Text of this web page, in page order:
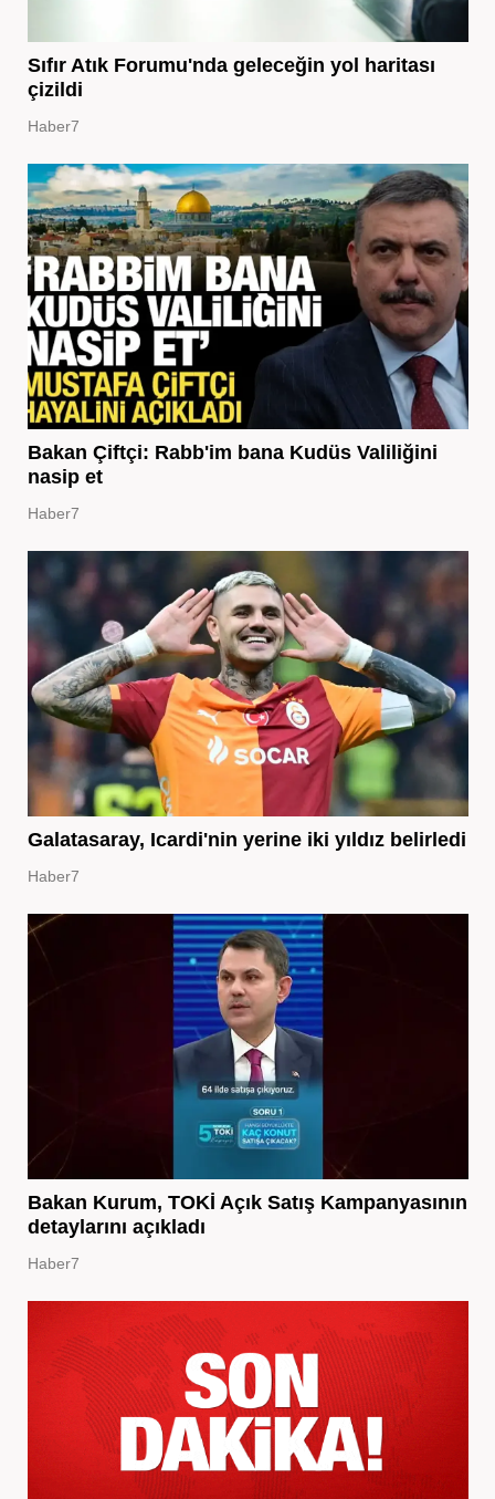
Sıfır Atık Forumu'nda geleceğin yol haritası
çizildi
Haber7
Bakan Çiftçi: Rabb'im bana Kudüs Valiliğini
nasip et
Haber7
Galatasaray, Icardi'nin yerine iki yıldız belirledi
Haber7
Bakan Kurum, TOKİ Açık Satış Kampanyasının
detaylarını açıkladı
Haber7